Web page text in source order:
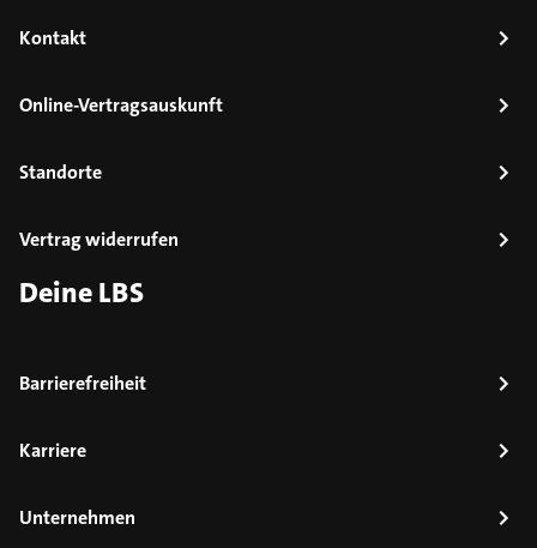
Kontakt
Online-Vertragsauskunft
Standorte
Vertrag widerrufen
Deine LBS
Barrierefreiheit
Karriere
Unternehmen